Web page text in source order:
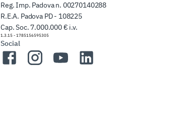
Reg. Imp. Padova n. 00270140288
R.E.A. Padova PD - 108225
Cap. Soc. 7.000.000 € i.v.
1.3.15 - 1785156595305
Social
FacebookInstagramYouTubeLinkedIn